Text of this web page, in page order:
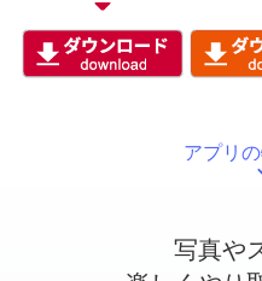
アプリ
写真や